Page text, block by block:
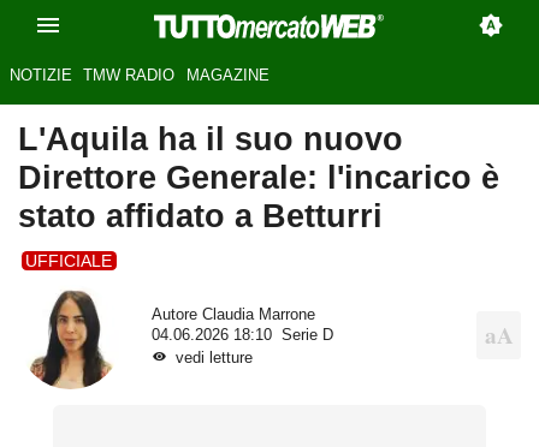
NOTIZIE TMW RADIO MAGAZINE
L'Aquila ha il suo nuovo
Direttore Generale: l'incarico è
stato affidato a Betturri
UFFICIALE
Autore Claudia Marrone
04.06.2026 18:10
Serie D
vedi letture